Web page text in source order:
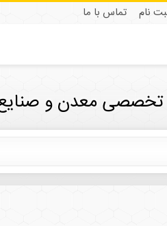
نام تماس با ما
تخصصی معدن و